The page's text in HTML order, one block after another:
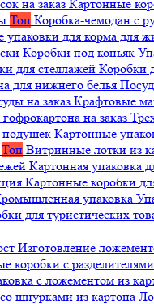
на заказ Картонные
Топ Коробка-чемодан с
упаковки для корма для
Коробки под коньяк
для стеллажей Коробки
для нижнего белья
на заказ Крафтовые
на заказ
подушек Картонные
Топ Витринные лотки из
Картонная упаковка
Картонные коробки
упаковка
для туристических
Изготовление
коробки с разделителями
с ложементом из
шнурками из картона